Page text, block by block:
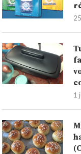
1